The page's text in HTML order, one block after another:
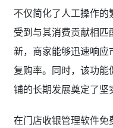
不仅简化了人工操作
受到与其消费贡献相
新，商家能够迅速响应
复购率。同时，该功
铺的长期发展奠定了坚
在门店收银管理软件